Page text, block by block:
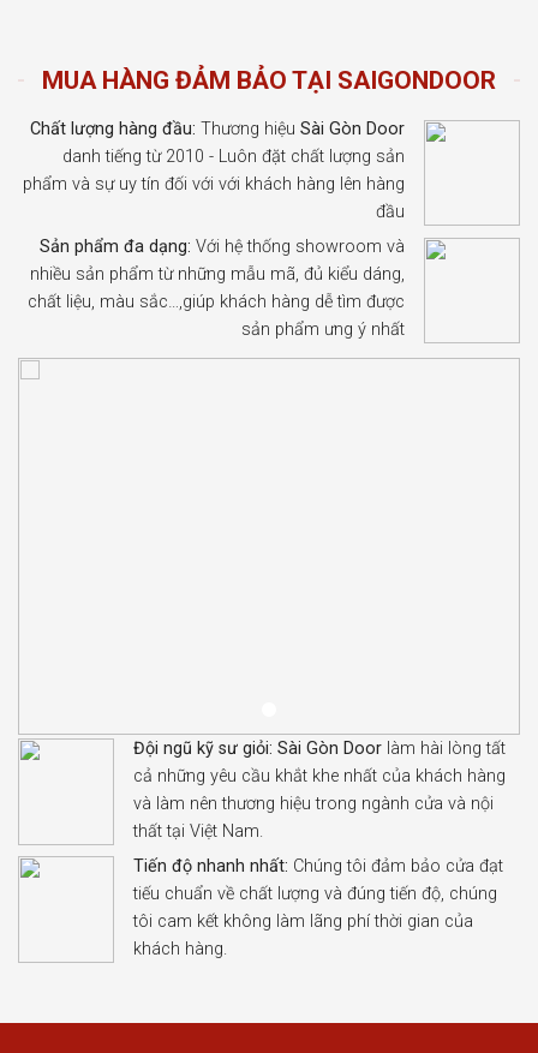
MUA HÀNG ĐẢM BẢO TẠI SAIGONDOOR
Chất lượng hàng đầu: Thương hiệu Sài Gòn Door
danh tiếng từ 2010 - Luôn đặt chất lượng sản
phẩm và sự uy tín đối với với khách hàng lên hàng
đầu
Sản phẩm đa dạng: Với hệ thống showroom và
nhiều sản phẩm từ những mẫu mã, đủ kiểu dáng,
chất liệu, màu sắc…,giúp khách hàng dễ tìm được
sản phẩm ưng ý nhất
Đội ngũ kỹ sư giỏi: Sài Gòn Door làm hài lòng tất
cả những yêu cầu khắt khe nhất của khách hàng
và làm nên thương hiệu trong ngành cửa và nội
thất tại Việt Nam.
Tiến độ nhanh nhất: Chúng tôi đảm bảo cửa đạt
tiếu chuẩn về chất lượng và đúng tiến độ, chúng
tôi cam kết không làm lãng phí thời gian của
khách hàng.